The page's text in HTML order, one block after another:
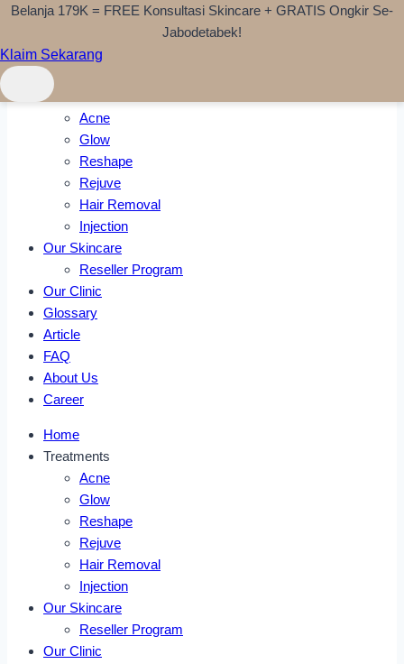
Skip to content
Home
Treatments
Acne
Glow
Reshape
Rejuve
Hair Removal
Injection
Our Skincare
Reseller Program
Our Clinic
Glossary
Article
FAQ
About Us
Career
Home
Treatments
Acne
Glow
Reshape
Rejuve
Hair Removal
Injection
Our Skincare
Reseller Program
Our Clinic
Belanja 179K = FREE Konsultasi Skincare + GRATIS Ongkir Se-
Jabodetabek!
Klaim Sekarang